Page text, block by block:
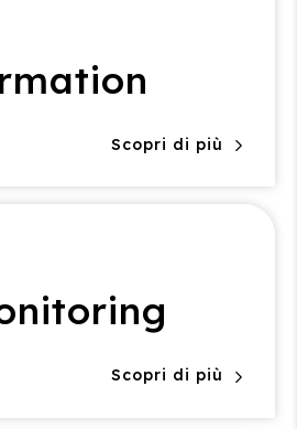
Scopri di più
Scopri di più